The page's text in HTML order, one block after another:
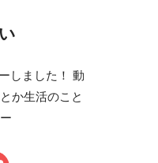
しました！ 動
か生活のこと